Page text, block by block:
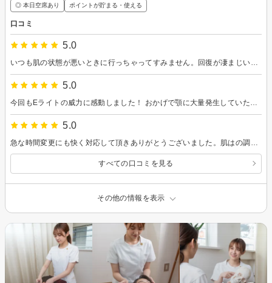
◎ 本日空席あり ポイントが貯まる・使える
口コミ
5.0
5.0
5.0
すべての口コミを見る
その他の情報を表示